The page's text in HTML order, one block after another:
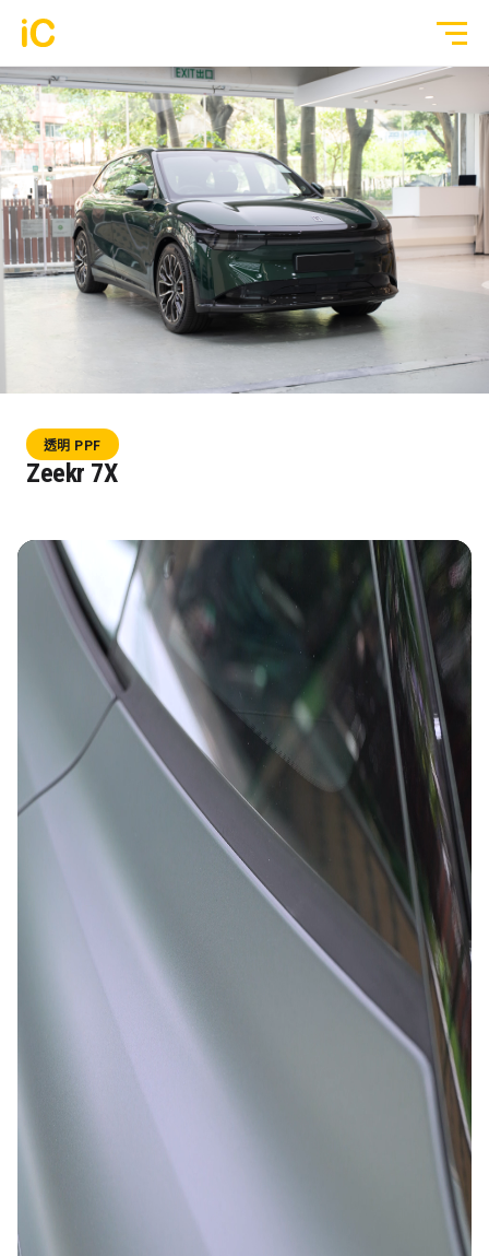
鍍膜塗層
GYEON 傳統鍍膜塗層
ULGO® Black Infinity™ 自修復鍍膜
PPF 車漆保護膜
透明 GYEON® PPF
3M® Crystalline™ 玻璃隔熱膜
行車紀錄儀安裝
為您推薦
車漆保護方案建議
全部作品
透明 PPF
轉色 Color PPF
透明 PPF
Zeekr 7X